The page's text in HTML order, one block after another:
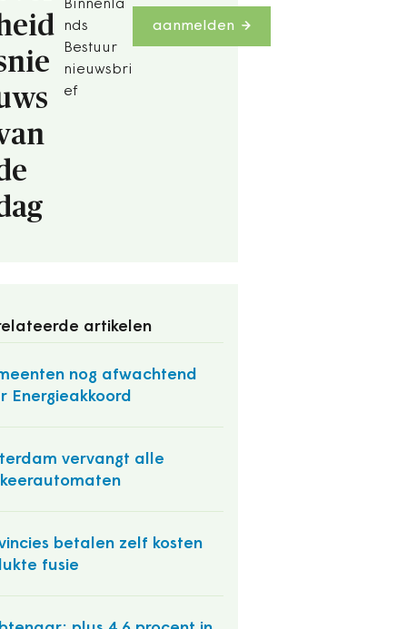
Binnenla
nds
Bestuur
nieuwsbri
ef
aanmelden
artikelen
nog afwachtend
Energieakkoord
vervangt alle
betalen zelf kosten
fusie